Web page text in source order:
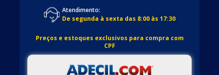
Atendimento:
De segunda à sexta das 8:00 às 17:30
Preços e estoques exclusivos para compra com
CPF